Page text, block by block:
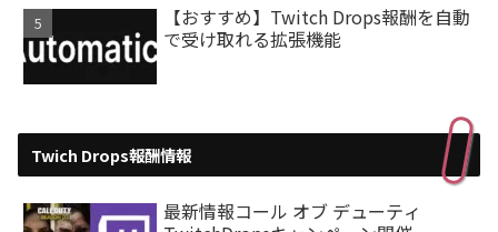
【おすすめ】Twitch Drops報酬を自動
で受け取れる拡張機能
Twich Drops報酬情報
最新情報コール オブ デューティ